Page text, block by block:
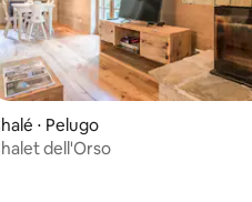
média de 5, 29 avaliações
⋅ Pelugo
dell'Orso